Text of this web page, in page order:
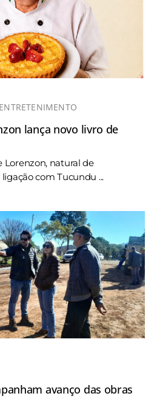
lança novo livro de
Lorenzon, natural de
com Tucundu ...
avanço das obras